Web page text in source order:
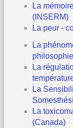
La
(INSERM)
La peur -
La
philosophie
La
La
La
(Canada)